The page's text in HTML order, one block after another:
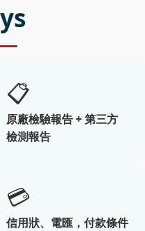
📋
原廠檢驗報告 + 第三方
檢測報告
💳
信用狀、電匯，付款條件